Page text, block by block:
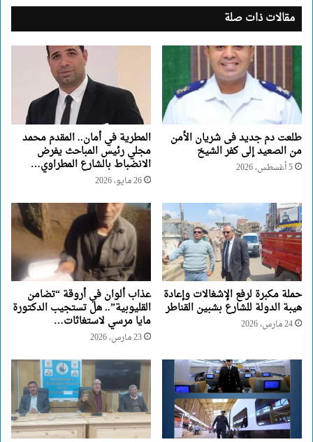
مقالات ذات صلة
طلعت دم جديد فى شريان الأمن
من الصعيد إلى كفر الشيخ
5 أغسطس، 2026
المطرية في أمان.. المقدم محمد
مجلي رئيس المباحث يفرض
الانضباط بالشارع المطراوي…
26 مايو، 2026
حملة مكبرة لرفع الإشغالات وإعادة
هيبة الدولة للشارع بشبين القناطر
24 مارس، 2026
عذاب ألوان في أروقة “تضامن
القليوبية”.. هل تستجيب الدكتورة
مايا مرسي لاستغاثات…
23 مارس، 2026